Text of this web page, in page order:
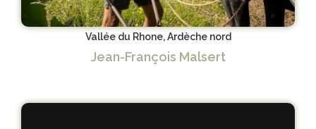
Vallée du Rhone, Ardèche nord
Jean-François Malsert